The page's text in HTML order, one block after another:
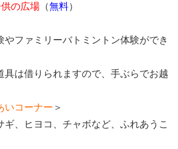
の広場 （無料）
やファミリーバトミントン体験ができ
具は借りられますので、手ぶらでお越
いコーナー ＞
ギ、ヒヨコ、チャボなど、ふれあうこ